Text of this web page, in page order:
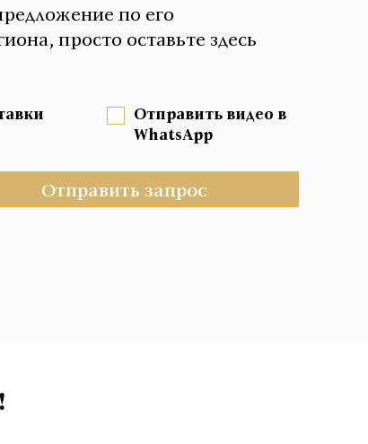
по его
просто оставьте здесь
Отправить видео в
WhatsApp
Отправить запрос